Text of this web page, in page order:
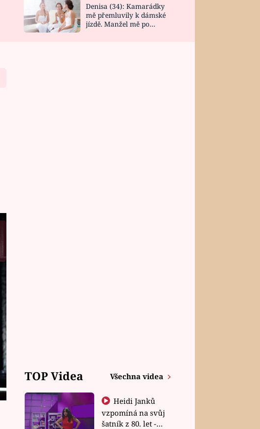
DESIGN
Denisa (34): Kamarádky
mě přemluvily k dámské
jízdě. Manžel mě po
TOP Videa Všechna videa
Heidi Janků
vzpomíná na svůj
šatník z 80. let -